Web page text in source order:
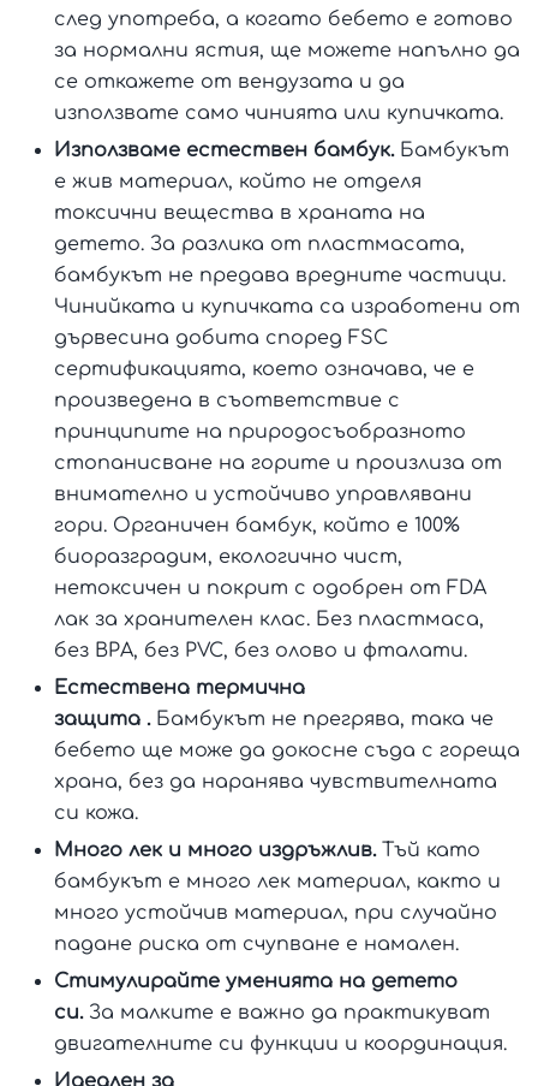
след употреба, а когато бебето е готово
за нормални ястия, ще можете напълно да
се откажете от вендузата и да
използвате само чинията или купичката.
Използваме естествен бамбук. Бамбукът
е жив материал, който не отделя
токсични вещества в храната на
детето. За разлика от пластмасата,
бамбукът не предава вредните частици.
Чинийката и купичката са изработени от
дървесина добита според FSC
сертификацията, което означава, че е
произведена в съответствие с
принципите на природосъобразното
стопанисване на горите и произлиза от
внимателно и устойчиво управлявани
гори. Органичен бамбук, който е 100%
биоразградим, екологично чист,
нетоксичен и покрит с одобрен от FDA
лак за хранителен клас. Без пластмаса,
без BPA, без PVC, без олово и фталати.
Естествена термична
защита . Бамбукът не прегрява, така че
бебето ще може да докосне съда с гореща
храна, без да наранява чувствителната
си кожа.
Много лек и много издръжлив. Тъй като
бамбукът е много лек материал, както и
много устойчив материал, при случайно
падане риска от счупване е намален.
Стимулирайте уменията на детето
си. За малките е важно да практикуват
двигателните си функции и координация.
Идеален за